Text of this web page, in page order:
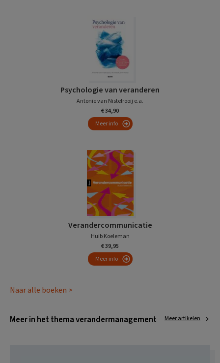
Psychologie van veranderen
Antonie van Nistelrooij e.a.
€ 34,90
Meer info
Verandercommunicatie
Huib Koeleman
€ 39,95
Meer info
Naar alle boeken >
Meer in het thema verandermanagement Meer artikelen